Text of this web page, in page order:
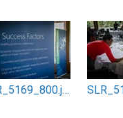
SLR_5169_800.jpg